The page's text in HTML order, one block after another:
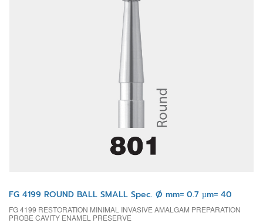
FG 4199 ROUND BALL SMALL Spec. Ø mm= 0.7 µm= 40
FG 4199 RESTORATION MINIMAL INVASIVE AMALGAM PREPARATION
PROBE CAVITY ENAMEL PRESERVE